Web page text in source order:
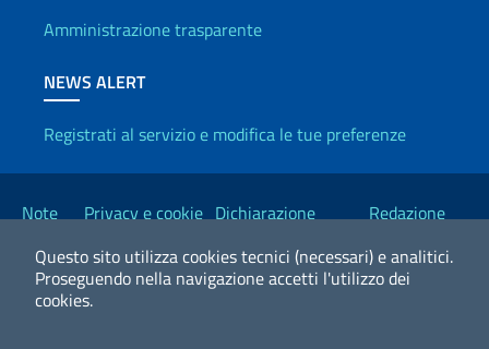
Questo sito utilizza cookies tecnici (necessari) e analitici.
Proseguendo nella navigazione accetti l'utilizzo dei
cookies.
Amministrazione trasparente
NEWS ALERT
Registrati al servizio e modifica le tue preferenze
Link Utili
Note
Privacy e cookie Dichiarazione
Redazione